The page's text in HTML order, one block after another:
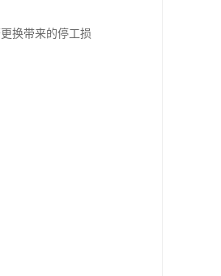
换带来的停工损